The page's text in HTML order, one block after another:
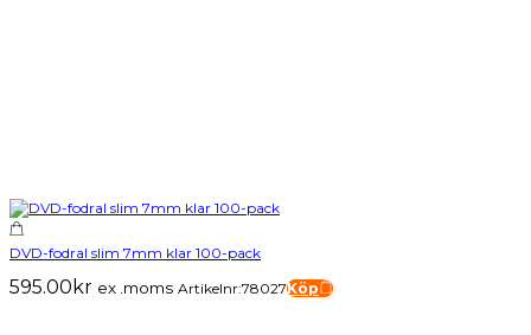
DVD-fodral slim 7mm klar 100-pack
595.00 kr ex .moms Artikelnr:78027Köp